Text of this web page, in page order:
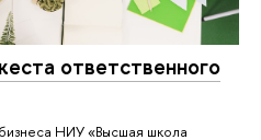
ответственного
НИУ «Высшая школа